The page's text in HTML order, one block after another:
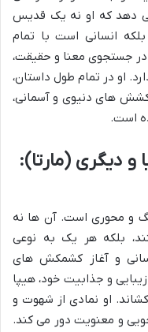
دهد که او نه یک قدیس
انسانی است با تمام
جستجوی معنا و حقیقت،
او در تمام طول داستان،
کشش های دنیوی و آسمانی،
است.
و دیگری (مارتا):
و محوری است. آن ها نه
بلکه هر یک به نوعی
و آغاز کشمکش های
زیبایی و جذابیت خود، هیپا
او نمادی از شهوت و
و معنویت دور می کند.